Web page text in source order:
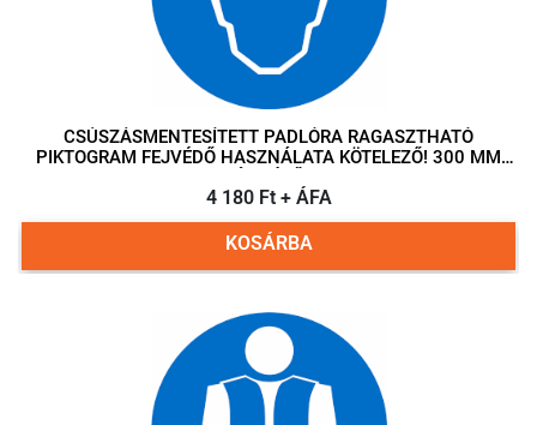
CSÚSZÁSMENTESÍTETT PADLÓRA RAGASZTHATÓ
PIKTOGRAM FEJVÉDŐ HASZNÁLATA KÖTELEZŐ! 300 MM
4 180 Ft + ÁFA
KOSÁRBA